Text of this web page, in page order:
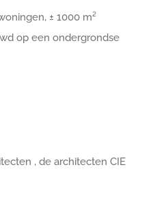
± 1000 m²
op een ondergrondse
, de architecten CIE